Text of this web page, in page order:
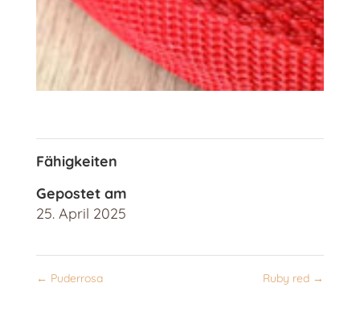
Fähigkeiten
Gepostet am
25. April 2025
← Puderrosa Ruby red →